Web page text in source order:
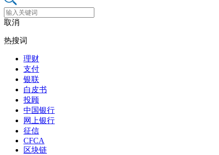
取消
热搜词
理财
支付
银联
白皮书
投顾
中国银行
网上银行
征信
CFCA
区块链